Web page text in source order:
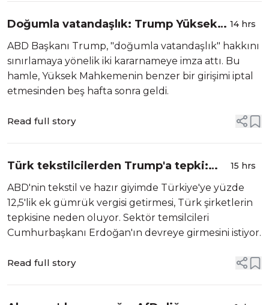
Doğumla vatandaşlık: Trump Yüksek
Mahkemeye meydan okudu
14 hrs
ABD Başkanı Trump, "doğumla vatandaşlık" hakkını
sınırlamaya yönelik iki kararnameye imza attı. Bu
hamle, Yüksek Mahkemenin benzer bir girişimi iptal
etmesinden beş hafta sonra geldi.
Read full story
Türk tekstilcilerden Trump'a tepki:
Dost kazığı yedik
15 hrs
ABD'nin tekstil ve hazır giyimde Türkiye'ye yüzde
12,5'lik ek gümrük vergisi getirmesi, Türk şirketlerin
tepkisine neden oluyor. Sektör temsilcileri
Cumhurbaşkanı Erdoğan'ın devreye girmesini istiyor.
Read full story